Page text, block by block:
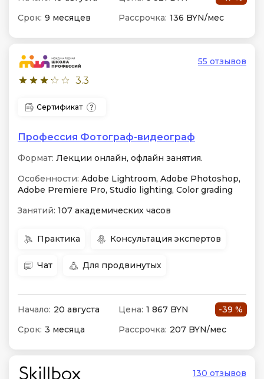
Срок: 9 месяцев Рассрочка: 136 BYN/мес
3.3
55 отзывов
Сертификат
Профессия Фотограф-видеограф
Формат: Лекции онлайн, офлайн занятия.
Особенности: Adobe Lightroom, Adobe Photoshop,
Adobe Premiere Pro, Studio lighting, Color grading
Занятий: 107 академических часов
Практика Консультация экспертов
Чат Для продвинутых
Начало: 20 августа Цена: 1 867 BYN
-39 %
Срок: 3 месяца Рассрочка: 207 BYN/мес
130 отзывов